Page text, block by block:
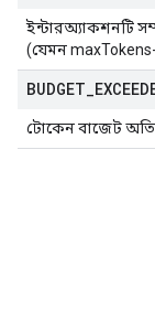
ইন্টারঅ্যাকশনটি
(যেমন
BUDGET
টোকেন বাজেট